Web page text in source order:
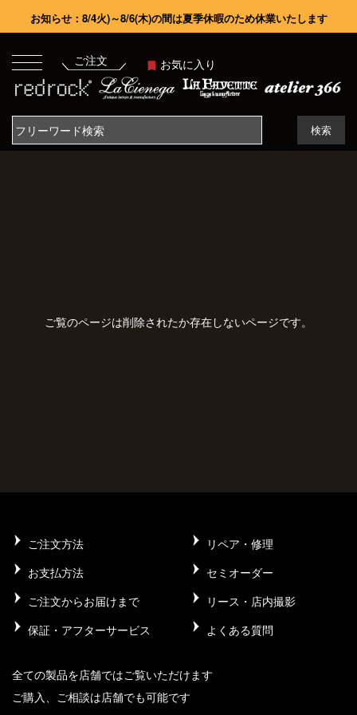
お知らせ：8/4火)～8/6(木)の間は夏季休暇のため休業いたします
ご注文 お気に入り
検索
ご覧のページは削除されたか存在しないページです。
ご注文方法
リペア・修理
お支払方法
セミオーダー
ご注文からお届けまで
リース・店内撮影
保証・アフターサービス
よくある質問
全ての製品を店舗ではご覧いただけます
ご購入、ご相談は店舗でも可能です